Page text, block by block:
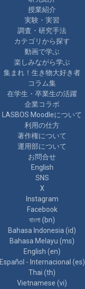
授業紹介
実験・実習
調査・研究手法
カテゴリから探す
動画で学ぶ
楽しみながら学ぶ
集まれ！生き物大好き者
コラム集
在学生・卒業生の活躍
企業コラボ
LASBOS Moodleについて
利用の仕方
著作権について
運用部について
お問合せ
English
SNS
X
Instagram
Facebook
বাংলা ‎(bn)‎
Bahasa Indonesia ‎(id)‎
Bahasa Melayu ‎(ms)‎
English ‎(en)‎
Español - Internacional ‎(es)‎
Thai ‎(th)‎
Vietnamese ‎(vi)‎